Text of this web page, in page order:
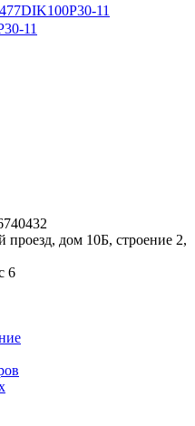
11
проезд, дом 10Б, строение 2,
6